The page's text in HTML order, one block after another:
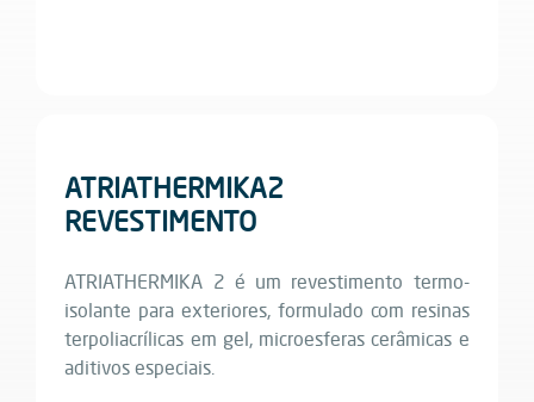
ATRIATHERMIKA2
REVESTIMENTO
ATRIATHERMIKA 2 é um revestimento termo-
isolante para exteriores, formulado com resinas
terpoliacrílicas em gel, microesferas cerâmicas e
aditivos especiais.